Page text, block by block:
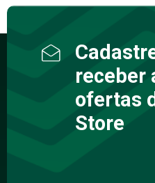
receber
ofertas
Store